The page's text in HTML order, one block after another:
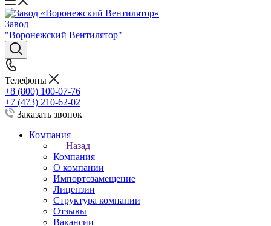
Завод
"Воронежский Вентилятор"
Телефоны
+8 (800) 100-07-76
+7 (473) 210-62-02
Заказать звонок
Компания
Назад
Компания
О компании
Импортозамещение
Лицензии
Структура компании
Отзывы
Вакансии